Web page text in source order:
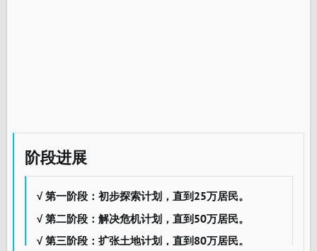
阶段进展​
√ 第一阶段：初步探索计划，直到25万居民。
√ 第二阶段：解决危机计划，直到50万居民。
√ 第三阶段：扩张土地计划，直到80万居民。